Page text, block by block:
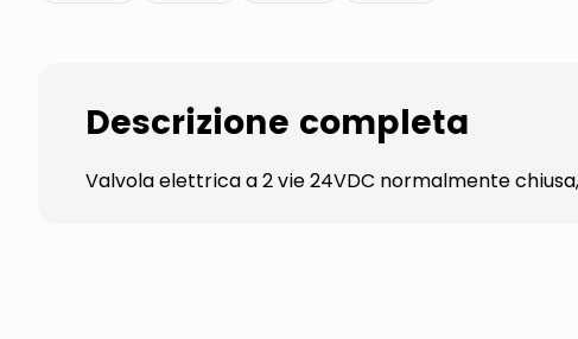
Descrizione completa
Valvola elettrica a 2 vie 24VDC normalmente